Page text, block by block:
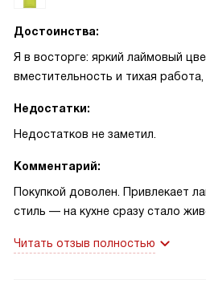
Достоинства:
Я в восторге: яркий лаймовый
вместительность и тихая
Недостатки:
Недостатков не заметил.
Комментарий:
Покупкой доволен. Привлекает
стиль — на кухне сразу стало
реально держит свежесть.
Читать отзыв полностью